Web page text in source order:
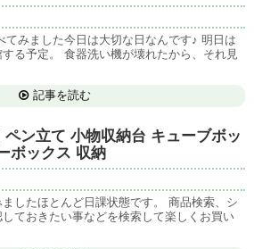
てみました今日は大切な日なんです♪ 明日は
る予定。 食器洗い機が壊れたから、それ見
記事を読む
ン立て 小物収納台 キューブボッ
ボックス 収納
したほとんど日課状態です。 商品検索、シ
ておきたい事などを検索して楽しくお買い